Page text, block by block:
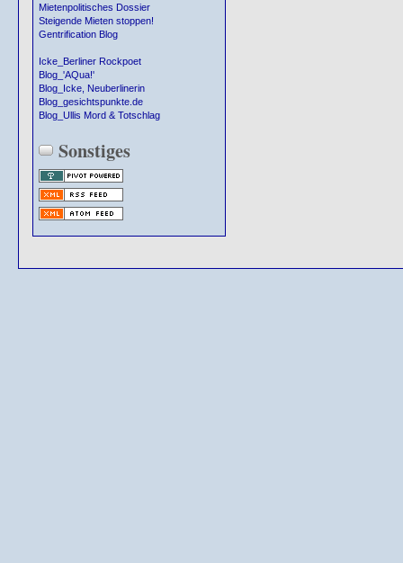
Mietenpolitisches Dossier
Steigende Mieten stoppen!
Gentrification Blog
Icke_Berliner Rockpoet
Blog_'AQua!'
Blog_Icke, Neuberlinerin
Blog_gesichtspunkte.de
Blog_Ullis Mord & Totschlag
Sonstiges